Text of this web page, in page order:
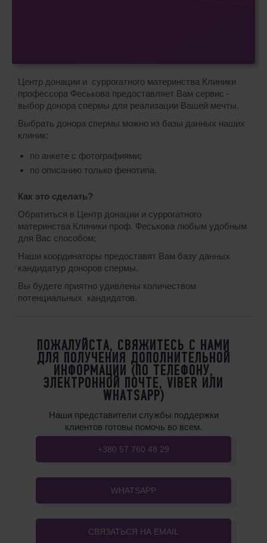
Центр донации и суррогатного материнства Клиники
профессора Феськова предоставляет Вам сервис -
выбор донора спермы для реализации Вашей мечты.
Выбрать донора спермы можно из базы данных наших
клиник:
по анкете с фотографиями;
по описанию только фенотипа.
Как это сделать?
Обратиться в Центр донации и суррогатного
материнства Клиники проф. Феськова любым удобным
для Вас способом;
Наши координаторы предоставят Вам базу данных
кандидатур доноров спермы.
Вы будете приятно удивлены количеством
потенциальных кандидатов.
ПОЖАЛУЙСТА, СВЯЖИТЕСЬ С НАМИ
ДЛЯ ПОЛУЧЕНИЯ ДОПОЛНИТЕЛЬНОЙ
ИНФОРМАЦИИ (ПО ТЕЛЕФОНУ,
ЭЛЕКТРОННОЙ ПОЧТЕ, VIBER ИЛИ
WHATSAPP)
Наши представители службы поддержки
клиентов готовы помочь во всем.
+380 57 760 48 29
WHATSAPP
СВЯЗАТЬСЯ НА EMAIL